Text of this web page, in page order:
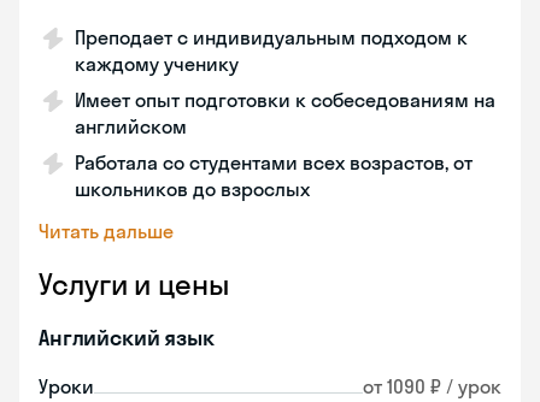
Преподает с индивидуальным подходом к
каждому ученику
Имеет опыт подготовки к собеседованиям на
английском
Работала со студентами всех возрастов, от
школьников до взрослых
Читать дальше
Услуги и цены
Английский язык
Уроки от 1090 ₽ / урок